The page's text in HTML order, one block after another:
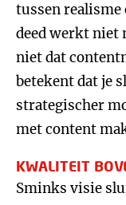
tussen realisme
deed werkt niet
niet dat
betekent dat je
strategischer
met content
KWALITEIT
Sminks visie